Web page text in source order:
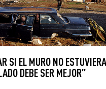
SI EL MURO NO
DEBE SER MEJOR”